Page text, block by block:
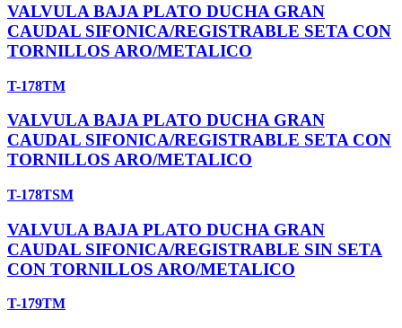
VALVULA BAJA PLATO DUCHA GRAN
CAUDAL SIFONICA/REGISTRABLE SETA CON
TORNILLOS ARO/METALICO
T-178TM
VALVULA BAJA PLATO DUCHA GRAN
CAUDAL SIFONICA/REGISTRABLE SETA CON
TORNILLOS ARO/METALICO
T-178TSM
VALVULA BAJA PLATO DUCHA GRAN
CAUDAL SIFONICA/REGISTRABLE SIN SETA
CON TORNILLOS ARO/METALICO
T-179TM